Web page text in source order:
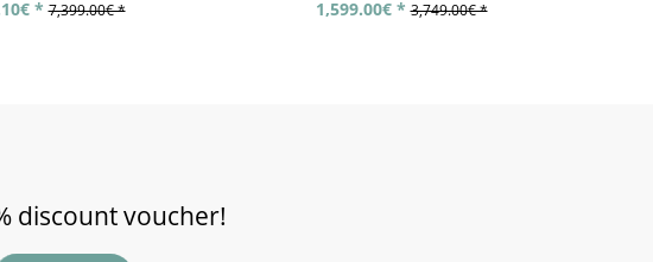
* 7,399.00€ *
1,599.00€ * 3,749.00€ *
discount voucher!